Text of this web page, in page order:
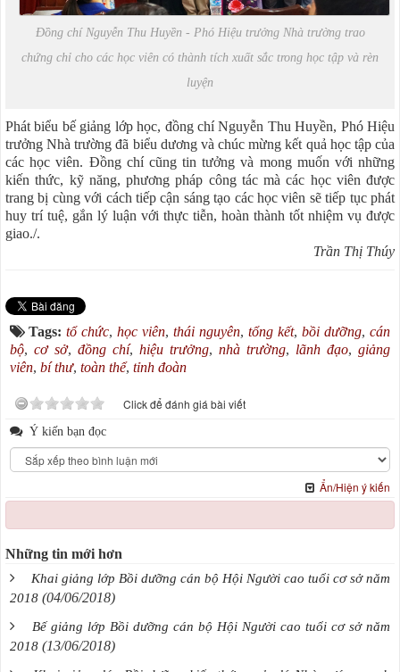
Đồng chí Nguyễn Thu Huyền - Phó Hiệu trưởng Nhà trường trao
chứng chỉ cho các học viên có thành tích xuất sắc trong học tập và rèn
luyện
Phát biểu bế giảng lớp học, đồng chí Nguyễn Thu Huyền, Phó Hiệu
trưởng Nhà trường đã biểu dương và chúc mừng kết quả học tập của
các học viên. Đồng chí cũng tin tưởng và mong muốn với những
kiến thức, kỹ năng, phương pháp công tác mà các học viên được
trang bị cùng với cách tiếp cận sáng tạo các học viên sẽ tiếp tục phát
huy trí tuệ, gắn lý luận với thực tiễn, hoàn thành tốt nhiệm vụ được
giao./.
Trần Thị Thúy
Tags: tổ chức, học viên, thái nguyên, tổng kết, bồi dưỡng, cán
bộ, cơ sở, đồng chí, hiệu trưởng, nhà trường, lãnh đạo, giảng
viên, bí thư, toàn thể, tỉnh đoàn
Click để đánh giá bài viết
Ý kiến bạn đọc
Ẩn/Hiện ý kiến
Những tin mới hơn
Khai giảng lớp Bồi dưỡng cán bộ Hội Người cao tuổi cơ sở năm
2018 (04/06/2018)
Bế giảng lớp Bồi dưỡng cán bộ Hội Người cao tuổi cơ sở năm
2018 (13/06/2018)